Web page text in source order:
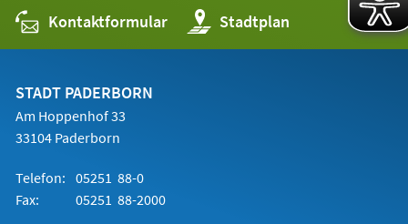
Kontaktformular Stadtplan
(Öffnet
in
einem
STADT PADERBORN
Am Hoppenhof 33
33104 Paderborn
Telefon: 05251 88-0
Fax:
05251 88-2000